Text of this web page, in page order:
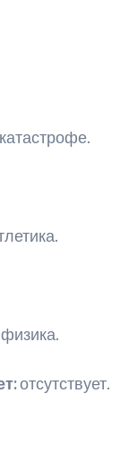
отсутствует.